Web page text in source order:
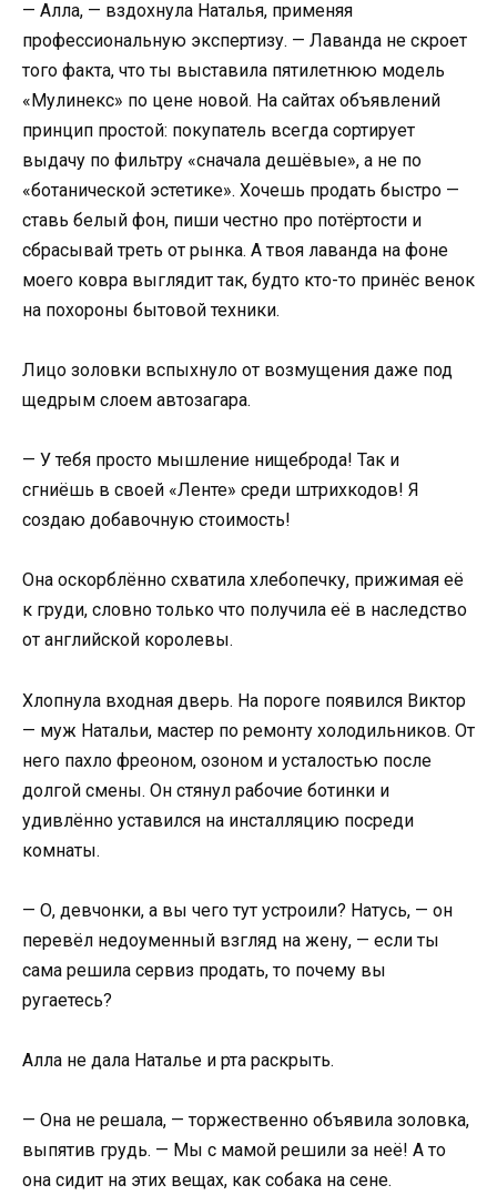
— Алла, — вздохнула Наталья, применяя
профессиональную экспертизу. — Лаванда не скроет
того факта, что ты выставила пятилетнюю модель
«Мулинекс» по цене новой. На сайтах объявлений
принцип простой: покупатель всегда сортирует
выдачу по фильтру «сначала дешёвые», а не по
«ботанической эстетике». Хочешь продать быстро —
ставь белый фон, пиши честно про потёртости и
сбрасывай треть от рынка. А твоя лаванда на фоне
моего ковра выглядит так, будто кто-то принёс венок
на похороны бытовой техники.
Лицо золовки вспыхнуло от возмущения даже под
щедрым слоем автозагара.
— У тебя просто мышление нищеброда! Так и
сгниёшь в своей «Ленте» среди штрихкодов! Я
создаю добавочную стоимость!
Она оскорблённо схватила хлебопечку, прижимая её
к груди, словно только что получила её в наследство
от английской королевы.
Хлопнула входная дверь. На пороге появился Виктор
— муж Натальи, мастер по ремонту холодильников. От
него пахло фреоном, озоном и усталостью после
долгой смены. Он стянул рабочие ботинки и
удивлённо уставился на инсталляцию посреди
комнаты.
— О, девчонки, а вы чего тут устроили? Натусь, — он
перевёл недоуменный взгляд на жену, — если ты
сама решила сервиз продать, то почему вы
ругаетесь?
Алла не дала Наталье и рта раскрыть.
— Она не решала, — торжественно объявила золовка,
выпятив грудь. — Мы с мамой решили за неё! А то
она сидит на этих вещах, как собака на сене.